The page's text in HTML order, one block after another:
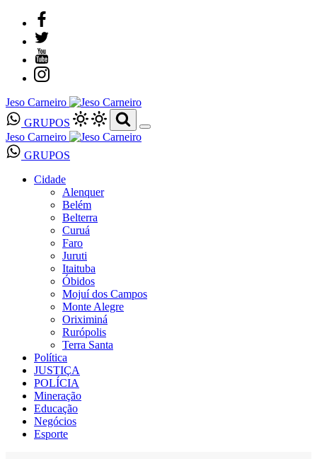
Jeso Carneiro
GRUPOS
Jeso Carneiro
GRUPOS
Cidade
Alenquer
Belém
Belterra
Curuá
Faro
Juruti
Itaituba
Óbidos
Mojuí dos Campos
Monte Alegre
Oriximiná
Rurópolis
Terra Santa
Política
JUSTIÇA
POLÍCIA
Mineração
Educação
Negócios
Esporte